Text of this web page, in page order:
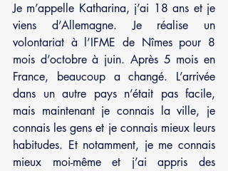
Je m’appelle Katharina, j’ai 18 ans et je
viens d’Allemagne. Je réalise un
volontariat à l’IFME de Nîmes pour 8
mois d’octobre à juin. Après 5 mois en
France, beaucoup a changé. L’arrivée
dans un autre pays n’était pas facile,
mais maintenant je connais la ville, je
connais les gens et je connais mieux leurs
habitudes. Et notamment, je me connais
mieux moi-même et j’ai appris des